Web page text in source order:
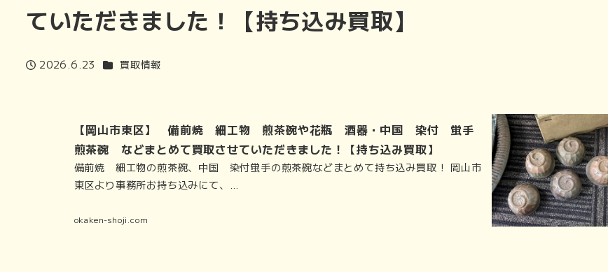
ていただきました！【持ち込み買取】
投稿日
2026.6.23 カテゴリー
買取情報
【岡山市東区】 備前焼 細工物 煎茶碗や花瓶 酒器・中国 染付 蛍手
煎茶碗 などまとめて買取させていただきました！【持ち込み買取】
備前焼 細工物の煎茶碗、中国 染付蛍手の煎茶碗などまとめて持ち込み買取！ 岡山市
東区より事務所お持ち込みにて、…
okaken-shoji.com